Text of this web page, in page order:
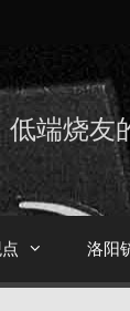
端烧友
洛阳